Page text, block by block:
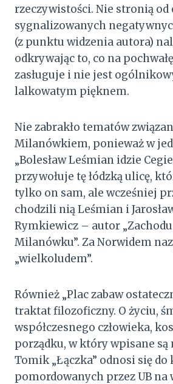
rzeczywistości. Nie stronią
sygnalizowanych
(z punktu widzenia autora)
odkrywając to, co na
zasługuje i nie jest
lalkowatym pięknem.
Nie zabrakło tematów
Milanówkiem, ponieważ w
„Bolesław Leśmian idzie
przywołuje tę łódzką ulicę,
tylko on sam, ale wcześniej
chodzili nią Leśmian i
Rymkiewicz – autor „Zachodu
Milanówku”. Za Norwidem
„wielkoludem”.
Również „Plac zabaw
traktat filozoficzny. O życiu,
współczesnego człowieka,
porządku, w który wpisane są
Tomik „Łączka” odnosi się do
pomordowanych przez UB na